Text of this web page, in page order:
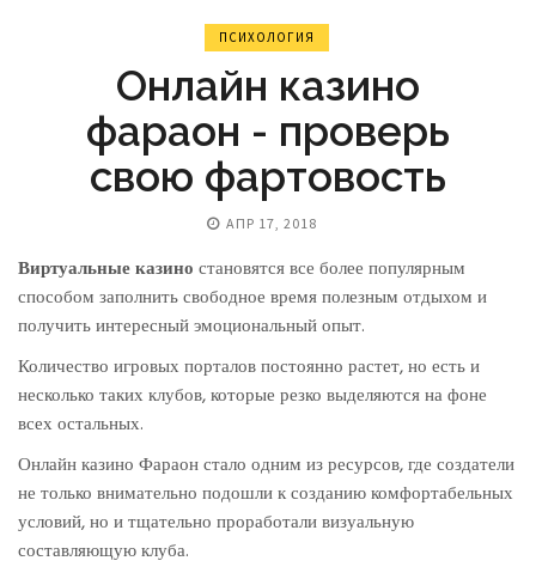
ПСИХОЛОГИЯ
Онлайн казино
фараон - проверь
свою фартовость
АПР 17, 2018
Виртуальные казино становятся все более популярным
способом заполнить свободное время полезным отдыхом и
получить интересный эмоциональный опыт.
Количество игровых порталов постоянно растет, но есть и
несколько таких клубов, которые резко выделяются на фоне
всех остальных.
Онлайн казино Фараон стало одним из ресурсов, где создатели
не только внимательно подошли к созданию комфортабельных
условий, но и тщательно проработали визуальную
составляющую клуба.